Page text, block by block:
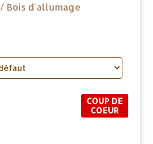
/ Bois d'allumage
COUP DE
COEUR